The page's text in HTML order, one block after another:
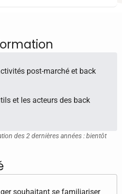
post-marché et back
et les acteurs des back
des 2 dernières années : bientôt
souhaitant se familiariser